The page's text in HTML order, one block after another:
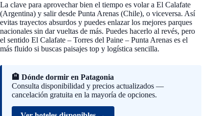
La clave para aprovechar bien el tiempo es volar a El Calafate
(Argentina) y salir desde Punta Arenas (Chile), o viceversa. Así
evitas trayectos absurdos y puedes enlazar los mejores parques
nacionales sin dar vueltas de más. Puedes hacerlo al revés, pero
el sentido El Calafate – Torres del Paine – Punta Arenas es el
más fluido si buscas paisajes top y logística sencilla.
🏨 Dónde dormir en Patagonia
Consulta disponibilidad y precios actualizados —
cancelación gratuita en la mayoría de opciones.